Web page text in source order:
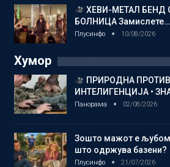
ХЕВИ-МЕТАЛ БЕНД
БОЛНИЦА Замислете…
Плусинфо 10/08/2026
Хумор
ПРИРОДНА
ИНТЕЛИГЕНЦИЈА •
Панорама 02/08/2026
Зошто мажот е
што одржува базени?
Плусинфо 21/07/2026